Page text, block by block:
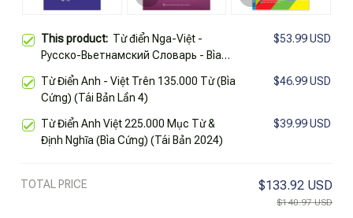
This product: Từ điển Nga-Việt -
Pусско-Вьетнамский Словарь - Bìa
$53.99 USD
Từ Điển Anh - Việt Trên 135.000 Từ (Bìa
Cứng) (Tái Bản Lần 4)
$46.99 USD
Từ Điển Anh Việt 225.000 Mục Từ &
Định Nghĩa (Bìa Cứng) (Tái Bản 2024)
$39.99 USD
TOTAL PRICE $133.92 USD
$140.97 USD